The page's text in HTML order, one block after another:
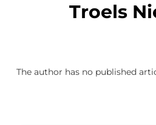
Troels
The author has no published